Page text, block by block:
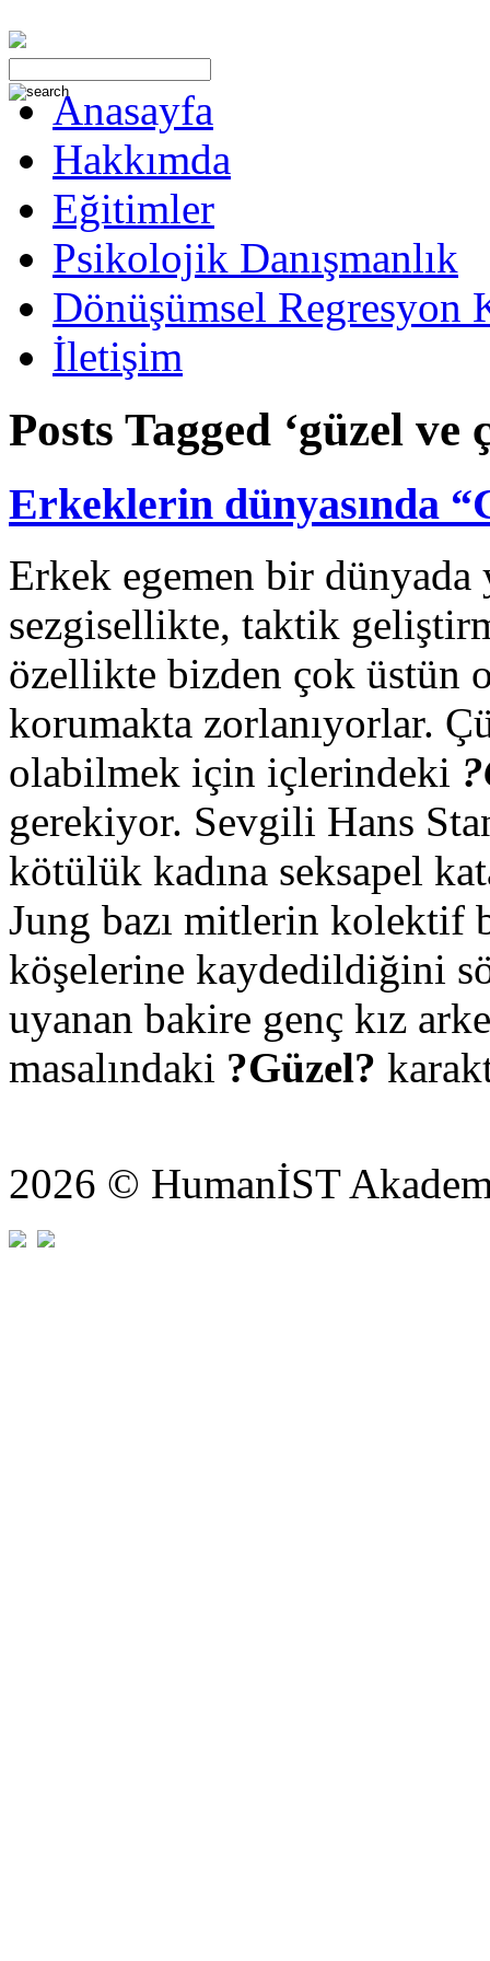
Anasayfa
Hakkımda
Eğitimler
Psikolojik Danışmanlık
Dönüşümsel Regresyon
İletişim
Posts Tagged ‘güzel ve
Erkeklerin dünyasında
Erkek egemen bir dünyada
sezgisellikte, taktik
özellikte bizden çok üstün
korumakta zorlanıyorlar.
olabilmek için içlerindeki
gerekiyor. Sevgili Hans
kötülük kadına seksapel
Jung bazı mitlerin kolektif
köşelerine kaydedildiğini
uyanan bakire genç kız
masalındaki ?Güzel?
2026 © HumanİST